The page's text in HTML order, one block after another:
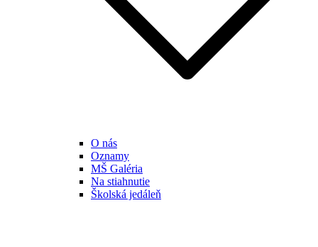
O nás
Oznamy
MŠ Galéria
Na stiahnutie
Školská jedáleň